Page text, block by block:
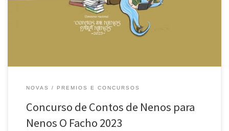
literatura galega de calidade e de grande importancia nas letras
universais, realizase aconvocatoria para 2023 do Concurso Literario
NOVAS PREMIOS E CONCURSOS
Concurso de Contos de Nenos para
Nenos O Facho 2023